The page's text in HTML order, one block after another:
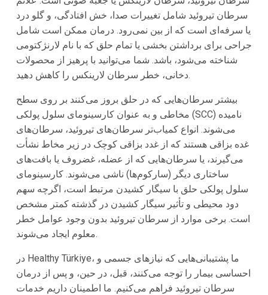
سرطان تیروئید شامل تغییرات صدا، خش افتادگی، و گلو درد
یا سرفه‌ای است که از بین نمی‌رود. درمان ممکن است شامل
جراحی برای برداشتن بخشی یا تمام حلق که با نام لارنژکتومی
شناخته می‌شود، باشد. شما می‌توانید با پرهیز از محصولات
دخانی، خطر سرطان لارینکس را کاهش دهید.
بیشتر سرطان‌هایی که در حلق بروز می‌کنند بر روی سطح
مخاطی و به عنوان کارسینومای سلول پولکی (SCC) نامیده
می‌شوند. انواع کمیاب‌تر سرطان‌های تیروئید، سرطان‌های
غده بزاقی هستند که از غدد بزاقی کوچک در زیر مخاط نشأت
می‌گیرند، یا سرطان‌هایی که از عضله، غضروف یا بافت‌های
ساختاری دیگر (سارکوم‌ها) ناشی می‌شوند. کارسینومای
سلول پولکی حلق با سیگار کشیدن مرتبط است، اگرچه سهم
دود محیطی و تأثیر سیگار کشیدن در گذشته کمتر مشخص
است. برخی موارد از سرطان تیروئید بدون وجود عوامل خطر
معلوم ایجاد می‌شوند.
در Healthy Türkiye، ما پشتیبانی‌هایی که نیازهای جسمی و
احساسی بیمار را توجه می‌کنند، قبل، در حین، و پس از درمان
سرطان تیروئید فراهم می‌کنیم. ما اطمینان داریم خدمات